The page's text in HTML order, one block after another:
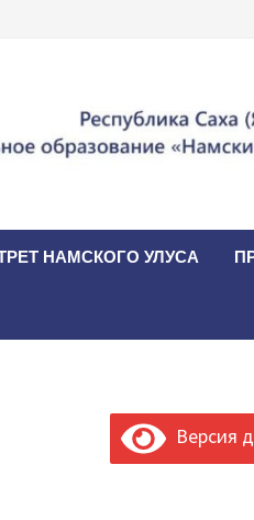
НАМСКОГО УЛУСА
Версия